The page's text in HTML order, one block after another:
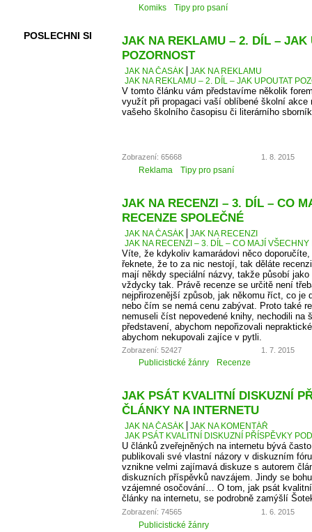
POSLECHNI SI
Komiks Tipy pro psaní
JAK NA REKLAMU – 2. DÍL – JAK
POZORNOST
JAK NA ČASÁK
JAK NA REKLAMU
JAK NA REKLAMU – 2. DÍL – JAK UPOUTAT
V tomto článku vám představíme několik
využít při propagaci vaší oblíbené školní akce
vašeho školního časopisu či literárního
Zobrazení: 65668 1. 8. 2015
Reklama Tipy pro psaní
JAK NA RECENZI – 3. DÍL – CO
RECENZE SPOLEČNÉ
JAK NA ČASÁK
JAK NA RECENZI
JAK NA RECENZI – 3. DÍL – CO MAJÍ
Víte, že kdykoliv kamarádovi něco
řeknete, že to za nic nestojí, tak děláte
mají někdy speciální názvy, takže působí jako
vždycky tak. Právě recenze se určitě není
nejpřirozenější způsob, jak někomu říct, co je
nebo čím se nemá cenu zabývat. Proto také
nemuseli číst nepovedené knihy, nechodili na
představení, abychom nepořizovali
abychom nekupovali zajíce v pytli.
Zobrazení: 52427 1. 7. 2015
Publicistické žánry Recenze
JAK PSÁT KVALITNÍ DISKUZNÍ
ČLÁNKY NA INTERNETU
JAK NA ČASÁK
JAK NA KOMENTÁŘ
JAK PSÁT KVALITNÍ DISKUZNÍ PŘÍSPĚVKY
U článků zveřejněných na internetu bývá
publikovali své vlastní názory v diskuzním
vznikne velmi zajímavá diskuze s autorem
diskuzních příspěvků navzájem. Jindy se
vzájemné osočování… O tom, jak psát
články na internetu, se podrobně zamýšlí
Zobrazení: 74565 1. 6. 2015
Publicistické žánry